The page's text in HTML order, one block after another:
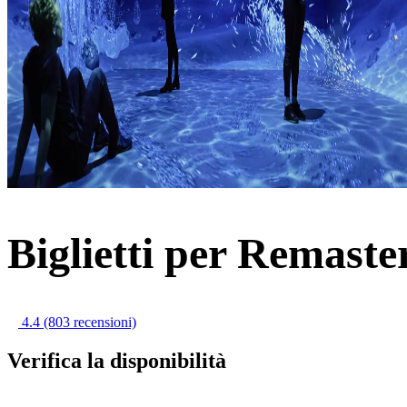
Biglietti per
4.4 (803 recensioni)
Verifica la disponibilità